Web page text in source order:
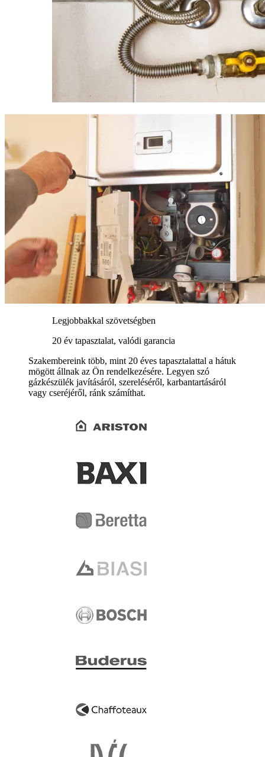
Legjobbakkal szövetségben
20 év tapasztalat, valódi garancia
Szakembereink több, mint 20 éves tapasztalattal a hátuk
mögött állnak az Ön rendelkezésére. Legyen szó
gázkészülék javításáról, szereléséről, karbantartásáról
vagy cseréjéről, ránk számíthat.